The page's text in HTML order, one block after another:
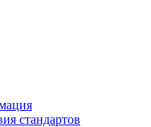
стандартов